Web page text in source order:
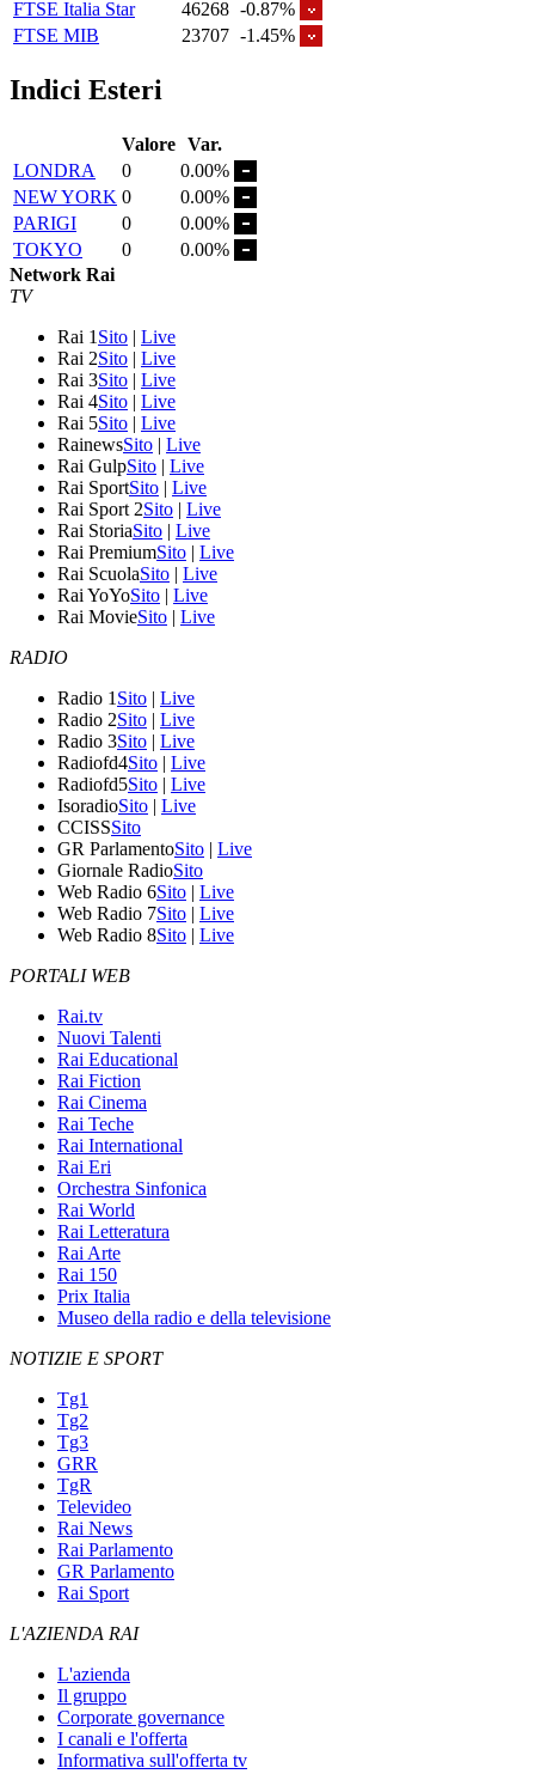
FTSE Italia Star
46268 -0.87%
FTSE MIB
23707 -1.45%
Indici Esteri
Valore Var.
LONDRA
0
0.00%
NEW YORK 0
0.00%
PARIGI
0
0.00%
TOKYO
0
0.00%
Network Rai
TV
Rai 1 Sito | Live
Rai 2Sito | Live
Rai 3Sito | Live
Rai 4Sito | Live
Rai 5Sito | Live
RainewsSito | Live
Rai GulpSito | Live
Rai SportSito | Live
Rai Sport 2Sito | Live
Rai StoriaSito | Live
Rai PremiumSito | Live
Rai ScuolaSito | Live
Rai YoYoSito | Live
Rai MovieSito | Live
RADIO
Radio 1 Sito | Live
Radio 2Sito | Live
Radio 3Sito | Live
Radiofd4Sito | Live
Radiofd5Sito | Live
IsoradioSito | Live
CCISSSito
GR ParlamentoSito | Live
Giornale RadioSito
Web Radio 6Sito | Live
Web Radio 7Sito | Live
Web Radio 8Sito | Live
PORTALI WEB
Rai.tv
Nuovi Talenti
Rai Educational
Rai Fiction
Rai Cinema
Rai Teche
Rai International
Rai Eri
Orchestra Sinfonica
Rai World
Rai Letteratura
Rai Arte
Rai 150
Prix Italia
Museo della radio e della televisione
NOTIZIE E SPORT
Tg1
Tg2
Tg3
GRR
TgR
Televideo
Rai News
Rai Parlamento
GR Parlamento
Rai Sport
L'AZIENDA RAI
L'azienda
Il gruppo
Corporate governance
I canali e l'offerta
Informativa sull'offerta tv